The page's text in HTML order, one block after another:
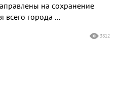
на сохранение
всего города ...
3812